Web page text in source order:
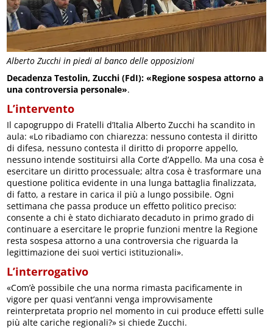
Alberto Zucchi in piedi al banco delle opposizioni
Decadenza Testolin, Zucchi (FdI): «Regione sospesa attorno a
una controversia personale».
L’intervento
Il capogruppo di Fratelli d’Italia Alberto Zucchi ha scandito in
aula: «Lo ribadiamo con chiarezza: nessuno contesta il diritto
di difesa, nessuno contesta il diritto di proporre appello,
nessuno intende sostituirsi alla Corte d’Appello. Ma una cosa è
esercitare un diritto processuale; altra cosa è trasformare una
questione politica evidente in una lunga battaglia finalizzata,
di fatto, a restare in carica il più a lungo possibile. Ogni
settimana che passa produce un effetto politico preciso:
consente a chi è stato dichiarato decaduto in primo grado di
continuare a esercitare le proprie funzioni mentre la Regione
resta sospesa attorno a una controversia che riguarda la
legittimazione dei suoi vertici istituzionali».
L’interrogativo
«Com’è possibile che una norma rimasta pacificamente in
vigore per quasi vent’anni venga improvvisamente
reinterpretata proprio nel momento in cui produce effetti sulle
più alte cariche regionali?» si chiede Zucchi.